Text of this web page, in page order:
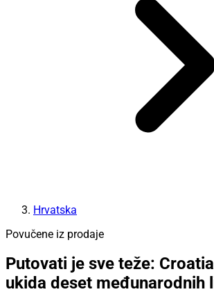
Hrvatska
Povučene iz prodaje
Putovati je sve teže:
ukida deset međunarodnih